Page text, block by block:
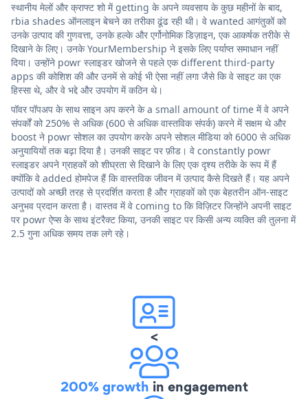
स्थानीय मेलों और क्राफ्ट शो में getting के अपने व्यवसाय के कुछ महीनों के बाद,
rbia shades ऑनलाइन बेचने का तरीका ढूंढ रही थी। वे wanted आगंतुकों को
उनके उत्पाद की गुणवत्ता, उनके हल्के और एर्गोनोमिक डिज़ाइन, एक आकर्षक तरीके से
दिखाने के लिए। उनके YourMembership ने इसके लिए पर्याप्त समाधान नहीं
दिया। उन्होंने powr स्लाइडर खोजने से पहले एक different third-party
apps की कोशिश की और उनमें से कोई भी ऐसा नहीं लगा जैसे कि वे साइट का एक
हिस्सा थे, और वे भद्दे और उपयोग में कठिन थे।
पॉवर पॉपअप के साथ साइन अप करने के a small amount of time में वे अपने
संपर्कों को 250% से अधिक (600 से अधिक वास्तविक संपर्क) करने में सक्षम थे और
boost ने powr सोशल का उपयोग करके अपने सोशल मीडिया को 6000 से अधिक
अनुयायियों तक बढ़ा दिया है। उनकी साइट पर फ़ीड। वे constantly powr
स्लाइडर अपने ग्राहकों को शीघ्रता से दिखाने के लिए एक दृश्य तरीके के रूप में हैं
क्योंकि वे added होमपेज हैं कि वास्तविक जीवन में उत्पाद कैसे दिखते हैं। यह अपने
उत्पादों को अच्छी तरह से प्रदर्शित करता है और ग्राहकों को एक बेहतरीन ऑन-साइट
अनुभव प्रदान करता है। वास्तव में वे coming to कि विज़िटर जिन्होंने अपनी साइट
पर powr ऐप्स के साथ इंटरैक्ट किया, उनकी साइट पर किसी अन्य व्यक्ति की तुलना में
2.5 गुना अधिक समय तक लगे रहे।
<
200% growth in engagement